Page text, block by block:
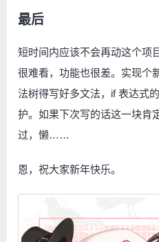
最后
短时间内应该不会再动这个项
很难看，功能也很差。实现个
法树得写好多文法，if 表达式
护。如果下次写的话这一块肯
过，懒……
恩，祝大家新年快乐。